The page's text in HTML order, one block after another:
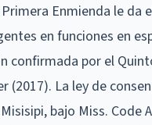
Enmienda le da
en funciones en
confirmada por el
(2017). La ley de
bajo Miss. Code